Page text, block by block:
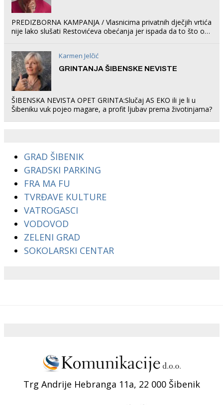
PREDIZBORNA KAMPANJA / Vlasnicima privatnih dječjih vrtića
nije lako slušati Restovićeva obećanja jer ispada da to što oni
Karmen Jelčić
GRINTANJA ŠIBENSKE NEVISTE
ŠIBENSKA NEVISTA OPET GRINTA:Slučaj AS EKO ili je li u
Šibeniku vuk pojeo magare, a profit ljubav prema životinjama?
GRAD ŠIBENIK
GRADSKI PARKING
FRA MA FU
TVRĐAVE KULTURE
VATROGASCI
VODOVOD
ZELENI GRAD
SOKOLARSKI CENTAR
Trg Andrije Hebranga 11a, 22 000 Šibenik